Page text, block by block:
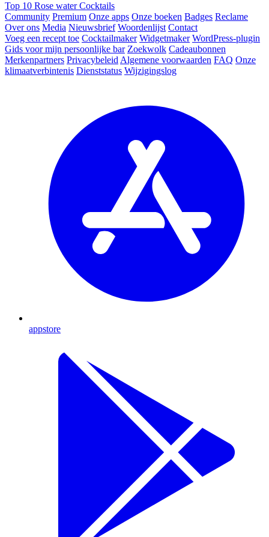
Top 10 Rose water Cocktails
Community Premium Onze apps Onze boeken Badges Reclame
Over ons Media Nieuwsbrief Woordenlijst Contact
Voeg een recept toe Cocktailmaker Widgetmaker WordPress-plugin
Gids voor mijn persoonlijke bar Zoekwolk Cadeaubonnen
Merkenpartners Privacybeleid Algemene voorwaarden FAQ Onze
klimaatverbintenis Dienststatus Wijzigingslog
appstore